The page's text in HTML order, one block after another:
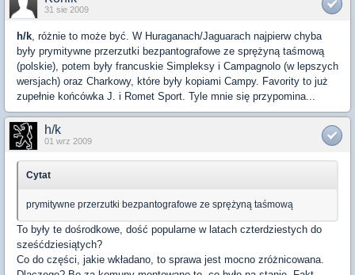
31 sie 2009
h/k , różnie to może być. W Huraganach/Jaguarach najpierw chyba
były prymitywne przerzutki bezpantografowe ze sprężyną taśmową
(polskie), potem były francuskie Simpleksy i Campagnolo (w lepszych
wersjach) oraz Charkowy, które były kopiami Campy. Favority to już
zupełnie końcówka J. i Romet Sport. Tyle mnie się przypomina...
h/k
01 wrz 2009
Cytat
prymitywne przerzutki bezpantografowe ze sprężyną taśmową
To były te dośrodkowe, dość popularne w latach czterdziestych do
sześćdziesiątych?
Co do części, jakie wkładano, to sprawa jest mocno zróżnicowana.